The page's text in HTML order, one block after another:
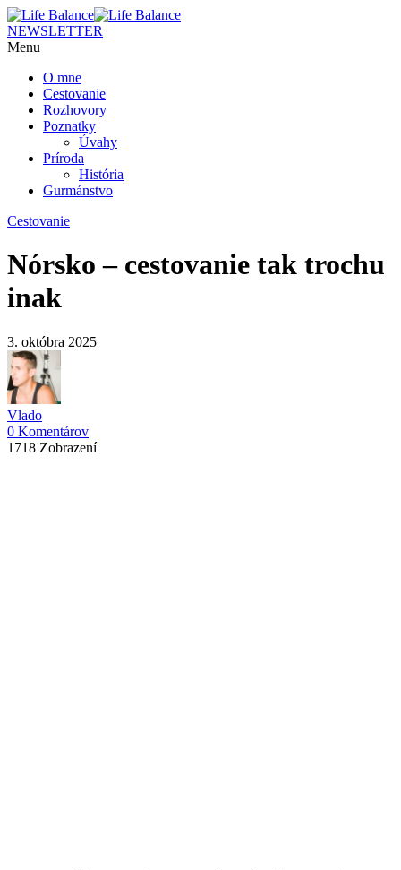
NEWSLETTER
Menu
O mne
Cestovanie
Rozhovory
Poznatky
Úvahy
Príroda
História
Gurmánstvo
Cestovanie
Nórsko – cestovanie tak trochu
inak
3. októbra 2025
Vlado
0 Komentárov
1718 Zobrazení